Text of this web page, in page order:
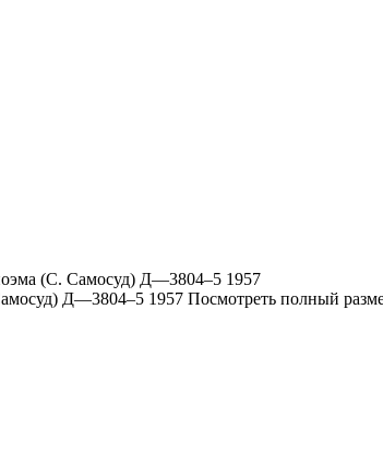
(С. Самосуд) Д—3804–5 1957
Посмотреть полный